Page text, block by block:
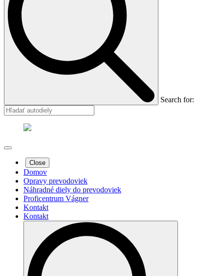
Search for:
Close
Domov
Opravy prevodoviek
Náhradné diely do prevodoviek
Proficentrum Vágner
Kontakt
Kontakt